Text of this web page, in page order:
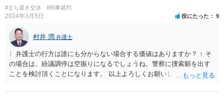
とができない。 ３ 借主が前二項の規定に違反して使用又は収益をし
たときは、貸主は、契約の解除をすることができる。
#立ち退き交渉 #刑事裁判
2024年3月5日 役にたった 9
村井 潤 弁護士
〉弁護士の行方は誰にも分からない場合する価値はありますか？ ↑ そ
の場合は、紛議調停は空振りになるでしょうね。警察に捜索願を出す
ことを検討頂くことになります。 以上よろしくお願いします。同業者
了させてください。